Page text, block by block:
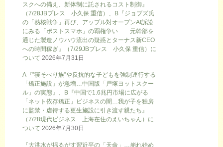
スクへの備え、新体制に託されるコスト制御』
（7/28JBプレス 小久保 重信）、B『ジョブズ氏
の「熱核戦争」再び、アップル対オープンAI訴訟
にみる「ポストスマホ」の覇権争い 元幹部を
通じた製造ノウハウ流出の疑惑とターナス新CEO
への時間稼ぎ』（7/29JBプレス 小久保 重信）に
ついて 2026年7月31日
A『”寝そべり族”や反抗的な子どもを強制連行する
「矯正施設」が急増…中国版「戸塚ヨットスクー
ル」の実態』、B『中国で1.6兆円市場に広がる
「ネット依存矯正」ビジネスの闇…我が子を独房
に監禁・虐待する更生施設に引き渡す親たち』
（7/28現代ビジネス 上海在住のえいちゃん）に
ついて 2026年7月30日
『大洪水が揺るがす習近平の「天命」…崩れ始め